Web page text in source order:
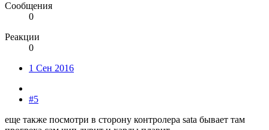
Сообщения
0
Реакции
0
1 Сен 2016
#5
еще также посмотри в сторону контролера sata бывает там